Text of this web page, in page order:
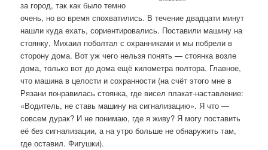
за город, так как было темно
очень, но во время спохватились. В течение двадцати минут
нашли куда ехать, сориентировались. Поставили машину на
стоянку, Михаил поболтал с охранниками и мы побрели в
сторону дома. Вот уж чего нельзя понять — стоянка возле
дома, только вот до дома ещё километра полтора. Главное,
что машина в целости и сохранности (на счёт этого мне в
Рязани понравилась стоянка, где висел плакат-наставление:
«Водитель, не ставь машину на сигнализацию». Я что —
совсем дурак? И не понимаю, где я живу? Я могу поставить
её без сигнализации, а на утро больше не обнаружить там,
где оставил. Фигушки).